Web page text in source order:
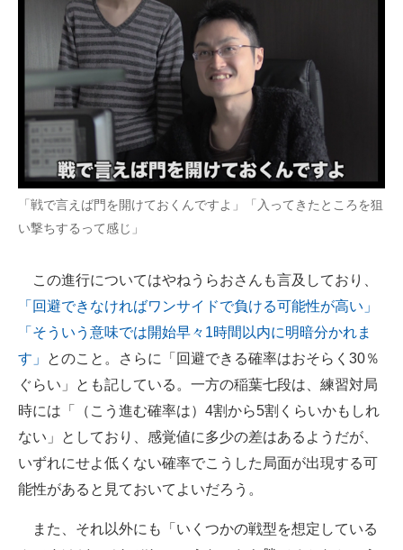
「戦で言えば門を開けておくんですよ」「入ってきたところを狙
い撃ちするって感じ」
この進行についてはやねうらおさんも言及しており、
「回避できなければワンサイドで負ける可能性が高い」
「そういう意味では開始早々1時間以内に明暗分かれま
す」
とのこと。さらに「回避できる確率はおそらく30％
ぐらい」とも記している。一方の稲葉七段は、練習対局
時には「（こう進む確率は）4割から5割くらいかもしれ
ない」としており、感覚値に多少の差はあるようだが、
いずれにせよ低くない確率でこうした局面が出現する可
能性があると見ておいてよいだろう。
また、それ以外にも「いくつかの戦型を想定している